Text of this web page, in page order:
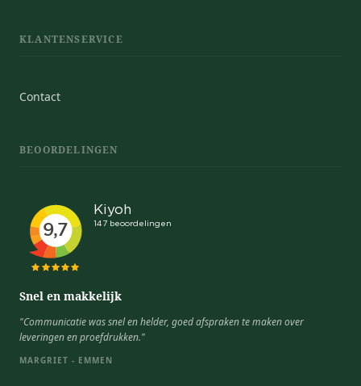
KLANTENSERVICE
Contact
BEOORDELINGEN
Snel en makkelijk
"Communicatie was snel en helder, goed afspraken te maken over
leveringen en proefdrukken."
MARGRIET - EMMEN